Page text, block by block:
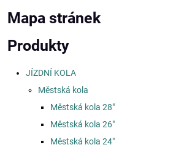
Mapa stránek
Produkty
JÍZDNÍ KOLA
Městská kola
Městská kola 28"
Městská kola 26"
Městská kola 24"